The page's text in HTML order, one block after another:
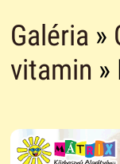
Galéria »
vitamin